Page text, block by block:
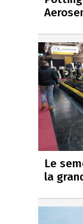
Le
la